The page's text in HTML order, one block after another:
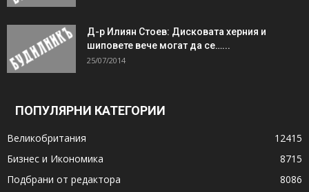
Д-р Илиян Стоев: Дисковата херния и
шиповете вече могат да се…...
25/07/2014
ПОПУЛЯРНИ КАТЕГОРИИ
Великобритания
12415
Бизнес и Икономика
8715
Подбрани от редактора
8086